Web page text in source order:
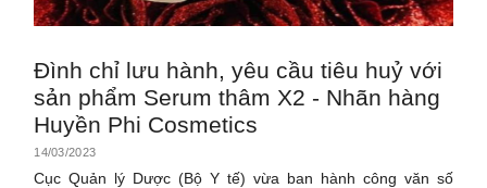
Đình chỉ lưu hành, yêu cầu tiêu huỷ với
sản phẩm Serum thâm X2 - Nhãn hàng
Huyền Phi Cosmetics
14/03/2023
Cục Quản lý Dược (Bộ Y tế) vừa ban hành công văn số